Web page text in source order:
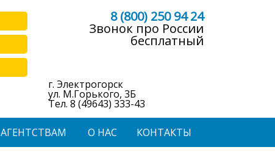
8 (800) 250 94 24
Звонок про России
бесплатный
г. Электрогорск
ул. М.Горького, 3Б
Тел. 8 (49643) 333-43
АГЕНТСТВАМ О НАС КОНТАКТЫ